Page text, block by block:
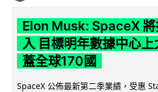
Elon Musk: SpaceX
入 目標明年數據中心
蓋全球170國
SpaceX 公佈最新第二季業績，受惠